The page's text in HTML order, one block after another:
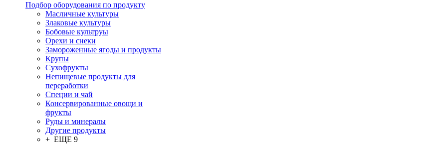
Подбор оборудования по продукту
Масличные культуры
Злаковые культуры
Бобовые культруы
Орехи и снеки
Замороженные ягоды и продукты
Крупы
Сухофрукты
Непищевые продукты для
переработки
Специи и чай
Консервированные овощи и
фрукты
Руды и минералы
Другие продукты
+ ЕЩЕ 9